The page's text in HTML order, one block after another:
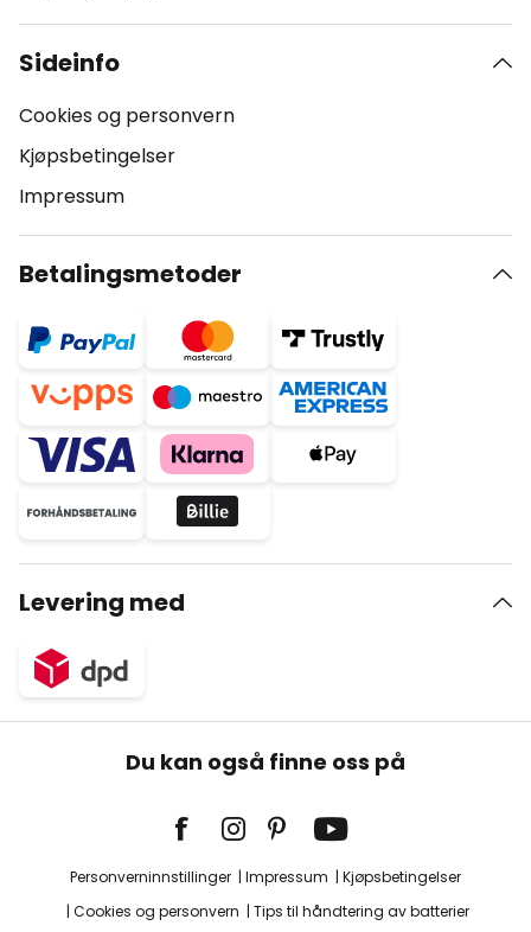
Sideinfo
Cookies og personvern
Kjøpsbetingelser
Impressum
Betalingsmetoder
Levering med
Du kan også finne oss på
Personverninnstillinger Impressum
Kjøpsbetingelser
Cookies og personvern
Tips til håndtering av batterier